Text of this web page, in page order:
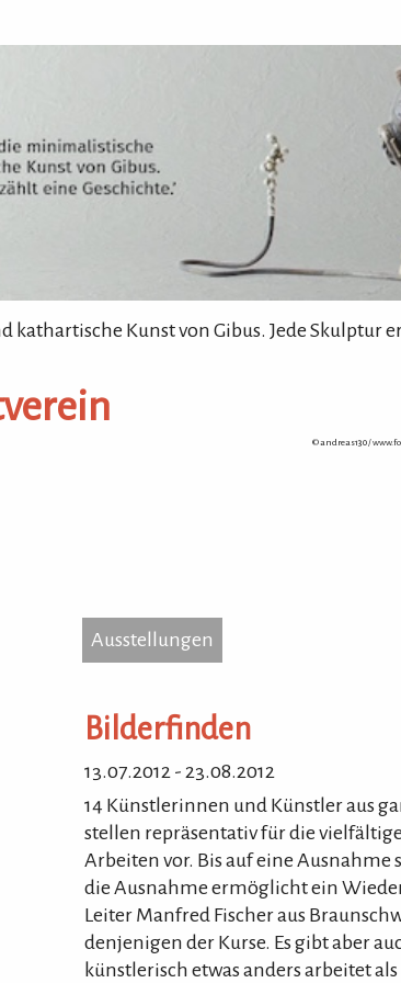
kathartische Kunst von Gibus. Jede Skulptur
© andreas130 /
Ausstellungen
Bilderfinden
13.07.2012 - 23.08.2012
14 Künstlerinnen und Künstler aus
stellen repräsentativ für die
Arbeiten vor. Bis auf eine
die Ausnahme ermöglicht ein
Leiter Manfred Fischer aus
denjenigen der Kurse. Es gibt aber
künstlerisch etwas anders arbeitet